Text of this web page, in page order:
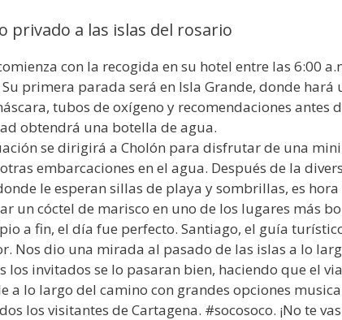
privado a las islas del rosario
con la recogida en su hotel entre las 6:00
primera parada será en Isla Grande, donde hará
tubos de oxígeno y recomendaciones antes
obtendrá una botella de agua.
se dirigirá a Cholón para disfrutar de una
embarcaciones en el agua. Después de la
le esperan sillas de playa y sombrillas, es
un cóctel de marisco en uno de los lugares más
a fin, el día fue perfecto. Santiago, el guía
Nos dio una mirada al pasado de las islas a lo
los invitados se lo pasaran bien, haciendo que el
a lo largo del camino con grandes opciones
los visitantes de Cartagena. #socosoco. ¡No te